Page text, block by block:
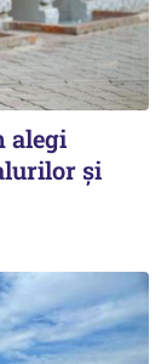
alegi
și